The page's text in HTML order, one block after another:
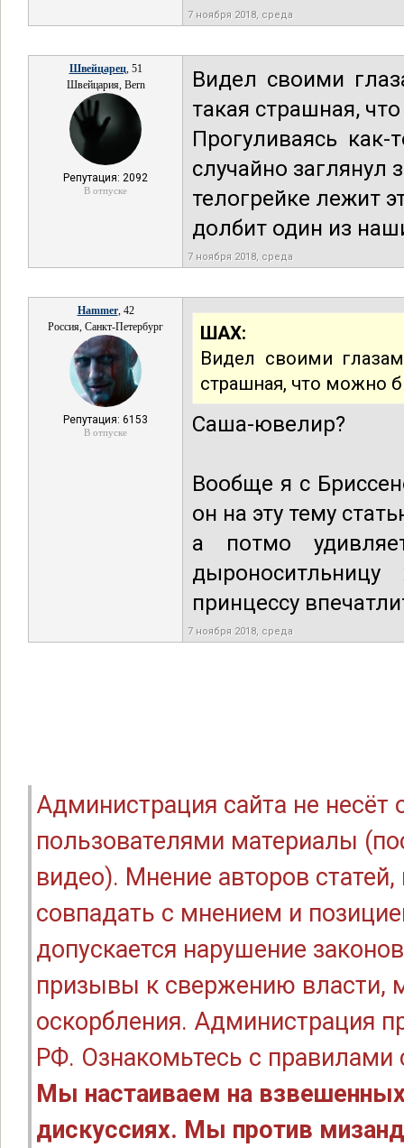
7 ноября 2018, среда
Швейцарец, 51
Швейцария, Bern
Репутация: 2092
В отпуске
Видел своими
такая страшная,
Прогуливаясь
случайно заглянул
телогрейке лежит
долбит один из
7 ноября 2018, среда
Hammer, 42
Россия, Санкт-Петербург
Репутация: 6153
В отпуске
ШАХ:
Видел своими
страшная, что можно
Саша-ювелир?
Вообще я с
он на эту тему
а потмо
принцессу
7 ноября 2018, среда
Администрация сайта не
пользователями материалы
видео). Мнение авторов
совпадать с мнением и
допускается нарушение
призывы к свержению власти,
оскорбления. Администрация
РФ. Ознакомьтесь с правилами
Мы настаиваем на
дискуссиях. Мы против